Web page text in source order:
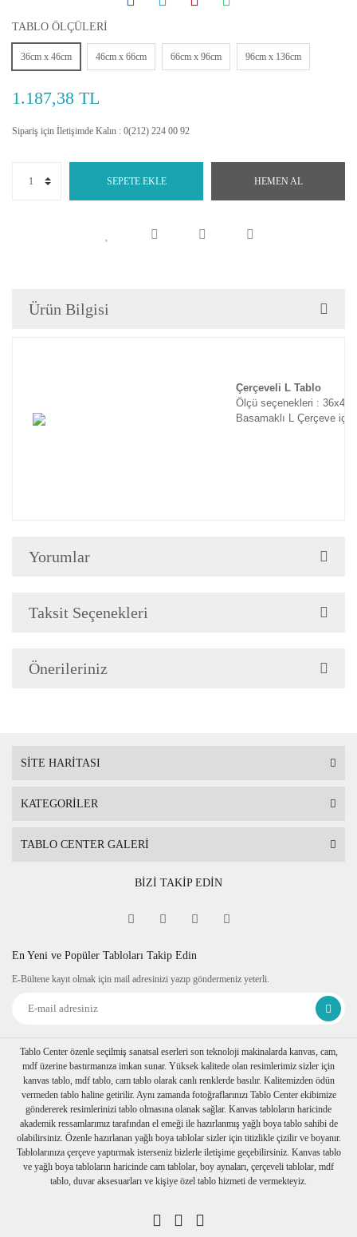
TABLO ÖLÇÜLERİ
36cm x 46cm 46cm x 66cm 66cm x 96cm 96cm x 136cm
1.187,38 TL
Sipariş için İletişimde Kalın : 0(212) 224 00 92
SEPETE EKLE HEMEN AL
Ürün Bilgisi
Çerçeveli L Tablo
Ölçü seçenekleri :
Basamaklı L Çerçeve
Nakliye sırasında hasar
Yorumlar
Taksit Seçenekleri
Önerileriniz
SİTE HARİTASI
KATEGORİLER
TABLO CENTER GALERİ
BİZİ TAKİP EDİN
En Yeni ve Popüler Tabloları Takip Edin
E-Bültene kayıt olmak için mail adresinizi yazıp göndermeniz yeterli.
Tablo Center özenle seçilmiş sanatsal eserleri son teknoloji makinalarda kanvas, cam,
mdf üzerine bastırmanıza imkan sunar. Yüksek kalitede olan resimlerimiz sizler için
kanvas tablo, mdf tablo, cam tablo olarak canlı renklerde basılır. Kalitemizden ödün
vermeden tablo haline getirilir. Aynı zamanda fotoğraflarınızı Tablo Center ekibimize
göndererek resimlerinizi tablo olmasına olanak sağlar. Kanvas tabloların haricinde
akademik ressamlarımız tarafından el emeği ile hazırlanmış yağlı boya tablo sahibi de
olabilirsiniz. Özenle hazırlanan yağlı boya tablolar sizler için titizlikle çizilir ve boyanır.
Tablolarınıza çerçeve yaptırmak isterseniz bizlerle iletişime geçebilirsiniz. Kanvas tablo
ve yağlı boya tabloların haricinde cam tablolar, boy aynaları, çerçeveli tablolar, mdf
tablo, duvar aksesuarları ve kişiye özel tablo hizmeti de vermekteyiz.